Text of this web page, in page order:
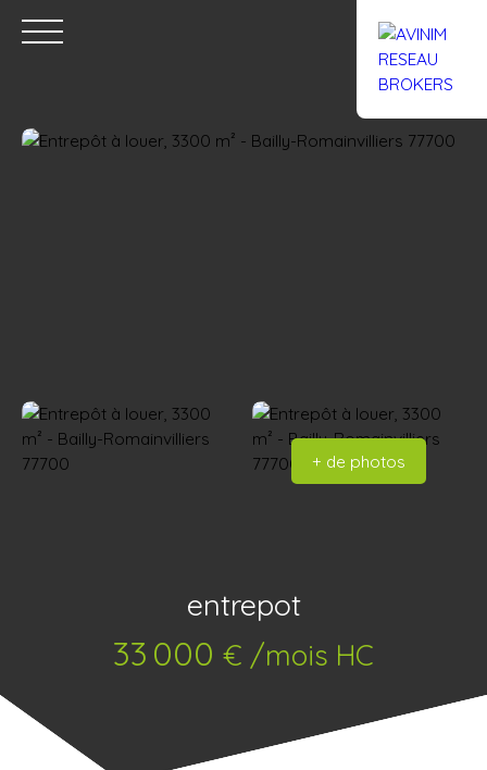
+ de photos
entrepot
33 000 € /mois HC